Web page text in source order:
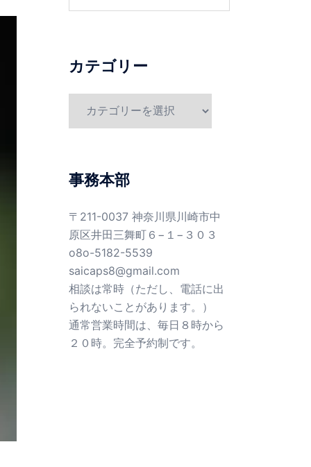
カテゴリー
ー
事務本部
〒211-0037 神奈川県川崎市中
原区井田三舞町６−１−３０３
o8o-5182-5539
saicaps8@gmail.com
相談は常時（ただし、電話に出
られないことがあります。）
通常営業時間は、毎日８時から
２０時。完全予約制です。